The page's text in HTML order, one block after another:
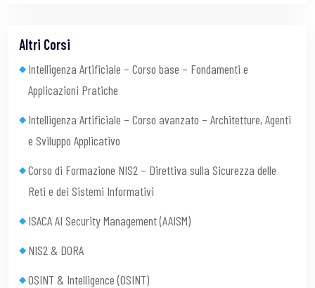
Altri Corsi
Intelligenza Artificiale – Corso base – Fondamenti e
Applicazioni Pratiche
Intelligenza Artificiale – Corso avanzato – Architetture, Agenti
e Sviluppo Applicativo
Corso di Formazione NIS2 – Direttiva sulla Sicurezza delle
Reti e dei Sistemi Informativi
ISACA AI Security Management (AAISM)
NIS2 & DORA
OSINT & Intelligence (OSINT)